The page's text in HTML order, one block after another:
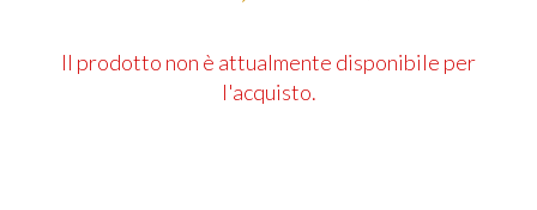
Il prodotto non è attualmente disponibile per
l'acquisto.